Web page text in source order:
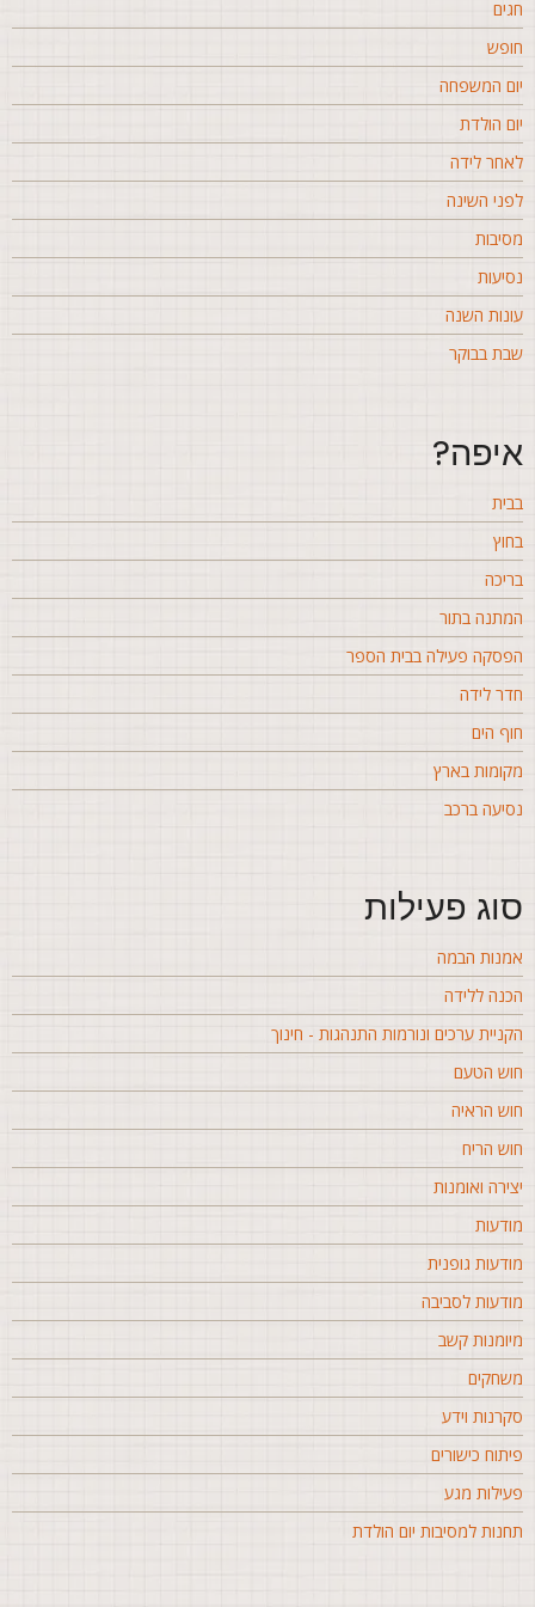
המשפחה
הולדת
לידה
השינה
השנה
בבוקר
בתור
פעילה בבית הספר
לידה
הים
בארץ
ברכב
פעילות
הבמה
ללידה
ערכים ונורמות התנהגות - חינוך
הטעם
הראיה
הריח
ואומנות
גופנית
לסביבה
קשב
וידע
כישורים
מגע
למסיבות יום הולדת